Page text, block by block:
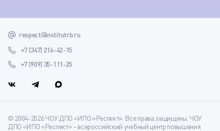
respect@institutrb.ru
+7 (347) 216-42-15
+7 (909) 35-111-25
© 2004-2026 ЧОУ ДПО «ИПО «Респект». Все права защищены. ЧОУ
ДПО «ИПО «Респект» – всероссийский учебный центр повышения